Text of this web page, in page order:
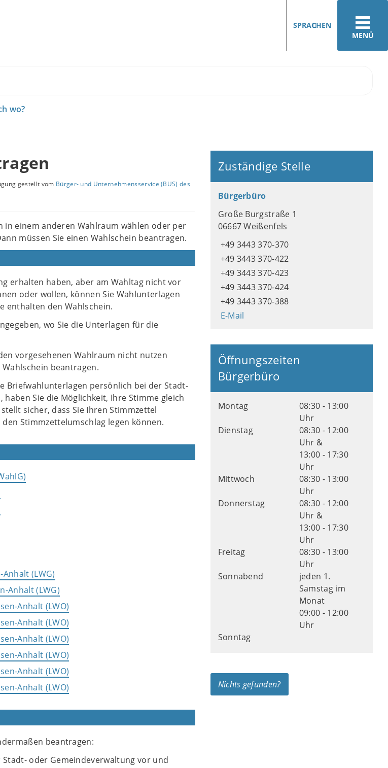
MENÜ
SPRACHEN
wo?
gestellt vom Bürger- und Unternehmensservice (BUS) des
einem anderen Wahlraum wählen oder per
müssen Sie einen Wahlschein beantragen.
erhalten haben, aber am Wahltag nicht vor
oder wollen, können Sie Wahlunterlagen
enthalten den Wahlschein.
wo Sie die Unterlagen für die
vorgesehenen Wahlraum nicht nutzen
beantragen.
Briefwahlunterlagen persönlich bei der Stadt-
Sie die Möglichkeit, Ihre Stimme gleich
sicher, dass Sie Ihren Stimmzettel
Stimmzettelumschlag legen können.
Anhalt (LWG)
Anhalt (LWG)
Anhalt (LWO)
Anhalt (LWO)
Anhalt (LWO)
Anhalt (LWO)
Anhalt (LWO)
Anhalt (LWO)
beantragen:
oder Gemeindeverwaltung vor und
Zuständige Stelle
Bürgerbüro
Große Burgstraße 1
06667 Weißenfels
+49 3443 370-370
+49 3443 370-422
+49 3443 370-423
+49 3443 370-424
+49 3443 370-388
E-Mail
Öffnungszeiten
Bürgerbüro
Montag
08:30 - 13:00
Uhr
Dienstag
08:30 - 12:00
Uhr &
13:00 - 17:30
Uhr
Mittwoch
08:30 - 13:00
Uhr
Donnerstag
08:30 - 12:00
Uhr &
13:00 - 17:30
Uhr
Freitag
08:30 - 13:00
Uhr
Sonnabend
jeden 1.
Samstag im
Monat
09:00 - 12:00
Uhr
Sonntag
Nichts gefunden?